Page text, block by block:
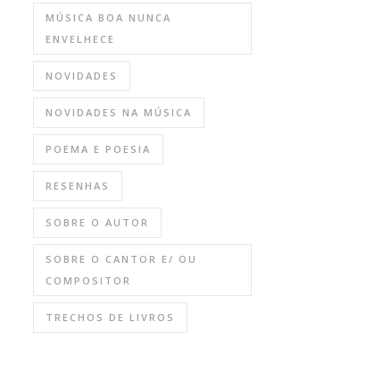
MÚSICA BOA NUNCA
ENVELHECE
NOVIDADES
NOVIDADES NA MÚSICA
POEMA E POESIA
RESENHAS
SOBRE O AUTOR
SOBRE O CANTOR E/ OU
COMPOSITOR
TRECHOS DE LIVROS